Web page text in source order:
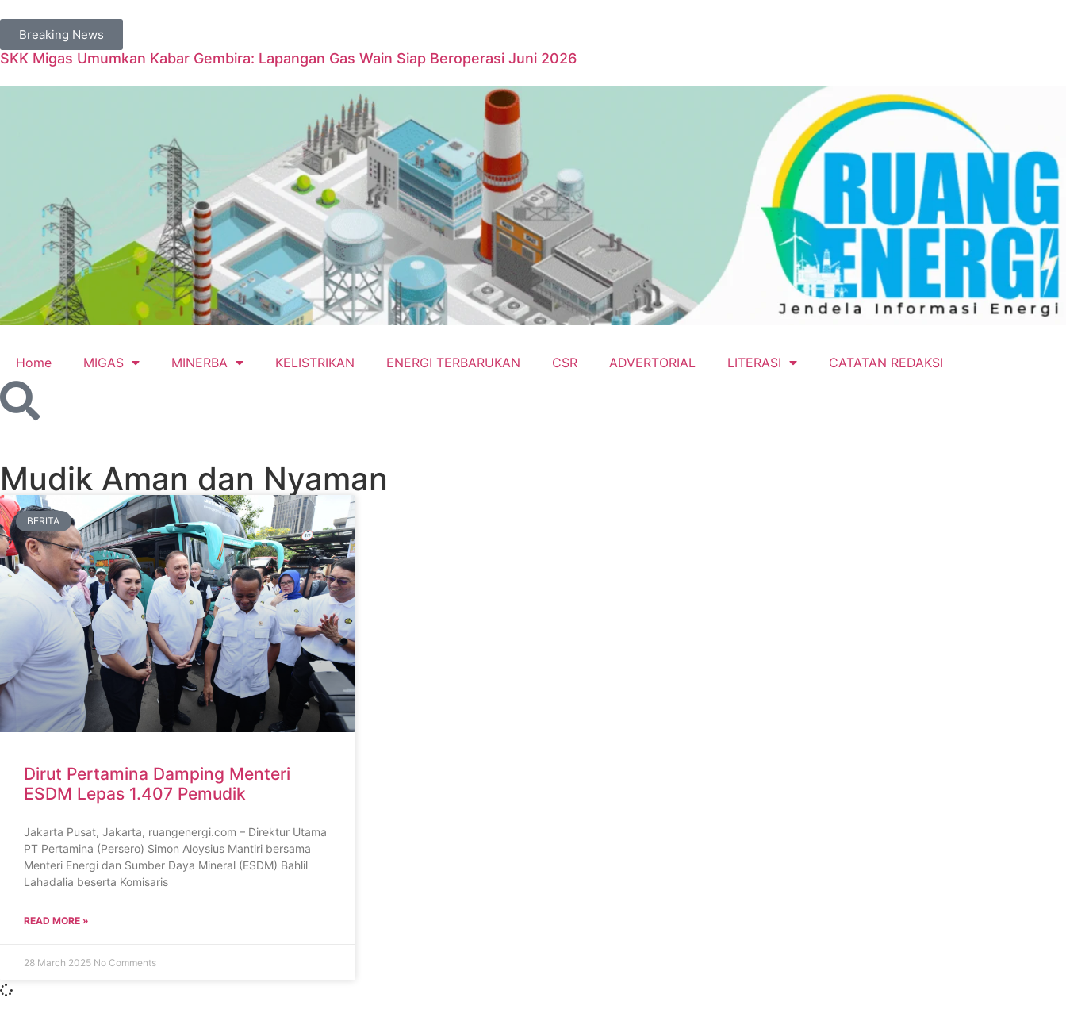
Breaking News
SKK Migas Umumkan Kabar Gembira: Lapangan Gas Wain Siap Beroperasi Juni 2026
Home MIGAS MINERBA KELISTRIKAN ENERGI TERBARUKAN CSR ADVERTORIAL LITERASI CATATAN REDAKSI
Mudik Aman dan Nyaman
BERITA
Dirut Pertamina Damping Menteri
ESDM Lepas 1.407 Pemudik
Jakarta Pusat, Jakarta, ruangenergi.com – Direktur Utama
PT Pertamina (Persero) Simon Aloysius Mantiri bersama
Menteri Energi dan Sumber Daya Mineral (ESDM) Bahlil
Lahadalia beserta Komisaris
READ MORE »
28 March 2025 No Comments